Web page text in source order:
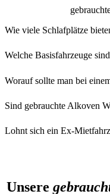
Wie viele Schlafplätze
Die meisten Modelle
Welche Basisfahrzeuge
Der Fiat Ducato ist das am
Worauf sollte man bei
Besonders wichtig sind
Sind gebrauchte Alkoven
Viele Modelle verfügen
Lohnt sich ein Ex-
Unsere